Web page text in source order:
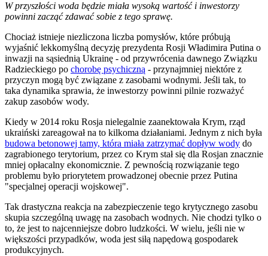
W przyszłości woda będzie miała wysoką wartość i inwestorzy
powinni zacząć zdawać sobie z tego sprawę.
Chociaż istnieje niezliczona liczba pomysłów, które próbują
wyjaśnić lekkomyślną decyzję prezydenta Rosji Władimira Putina o
inwazji na sąsiednią Ukrainę - od przywrócenia dawnego Związku
Radzieckiego po chorobę psychiczną - przynajmniej niektóre z
przyczyn mogą być związane z zasobami wodnymi. Jeśli tak, to
taka dynamika sprawia, że inwestorzy powinni pilnie rozważyć
zakup zasobów wody.
Kiedy w 2014 roku Rosja nielegalnie zaanektowała Krym, rząd
ukraiński zareagował na to kilkoma działaniami. Jednym z nich była
budowa betonowej tamy, która miała zatrzymać dopływ wody do
zagrabionego terytorium, przez co Krym stał się dla Rosjan znacznie
mniej opłacalny ekonomicznie. Z pewnością rozwiązanie tego
problemu było priorytetem prowadzonej obecnie przez Putina
"specjalnej operacji wojskowej".
Tak drastyczna reakcja na zabezpieczenie tego krytycznego zasobu
skupia szczególną uwagę na zasobach wodnych. Nie chodzi tylko o
to, że jest to najcenniejsze dobro ludzkości. W wielu, jeśli nie w
większości przypadków, woda jest siłą napędową gospodarek
produkcyjnych.